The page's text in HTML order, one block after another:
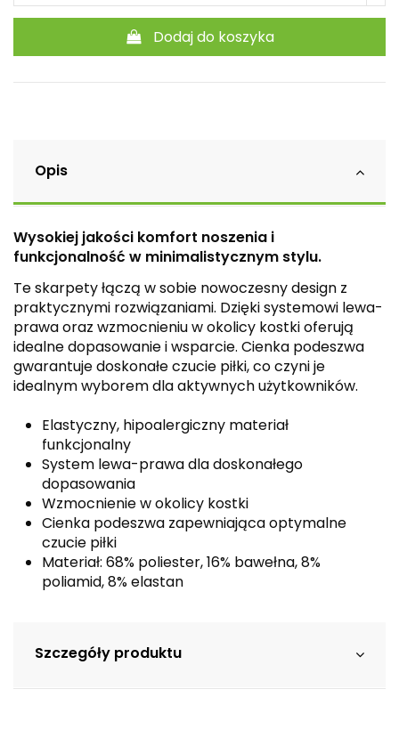
Dodaj do koszyka
Opis
Wysokiej jakości komfort noszenia i
funkcjonalność w minimalistycznym stylu.
Te skarpety łączą w sobie nowoczesny design z
praktycznymi rozwiązaniami. Dzięki systemowi lewa-
prawa oraz wzmocnieniu w okolicy kostki oferują
idealne dopasowanie i wsparcie. Cienka podeszwa
gwarantuje doskonałe czucie piłki, co czyni je
idealnym wyborem dla aktywnych użytkowników.
Elastyczny, hipoalergiczny materiał
funkcjonalny
System lewa-prawa dla doskonałego
dopasowania
Wzmocnienie w okolicy kostki
Cienka podeszwa zapewniająca optymalne
czucie piłki
Materiał: 68% poliester, 16% bawełna, 8%
poliamid, 8% elastan
Szczegóły produktu